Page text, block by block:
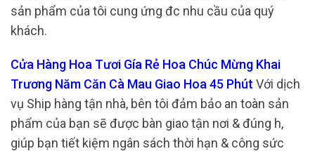
sản phẩm của tôi cung ứng đc nhu cầu của quý
khách.
Cửa Hàng Hoa Tươi Gía Rẻ Hoa Chúc Mừng Khai
Trương Năm Căn Cà Mau Giao Hoa 45 Phút Với dịch
vụ Ship hàng tận nhà, bên tôi đảm bảo an toàn sản
phẩm của bạn sẽ được bàn giao tận nơi & đúng h,
giúp bạn tiết kiệm ngân sách thời hạn & công sức